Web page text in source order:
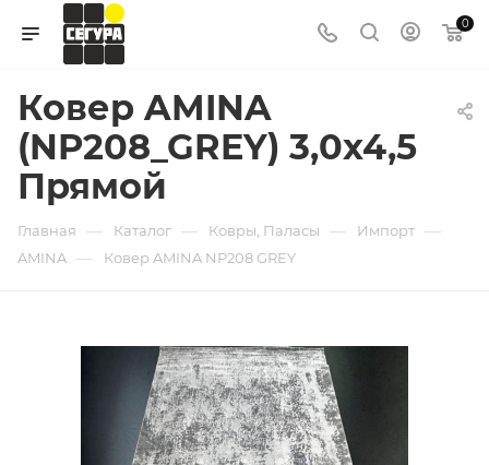
0
Ковер AMINA
(NP208_GREY) 3,0х4,5
Прямой
Главная — Каталог — Ковры, Паласы — Импорт —
AMINA — Ковер AMINA NP208 GREY